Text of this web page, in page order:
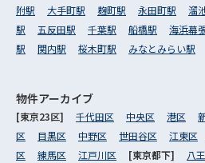
附駅
大手町駅 麹町駅 永田町駅 溜
駅
五反田駅 千葉駅 船橋駅 海浜幕
駅
関内駅 桜木町駅 みなとみらい駅
物件アーカイブ
[東京23区] 千代田区 中央区 港区
区
目黒区 中野区 世田谷区 江東区
区
練馬区 江戸川区 [東京都下] 八